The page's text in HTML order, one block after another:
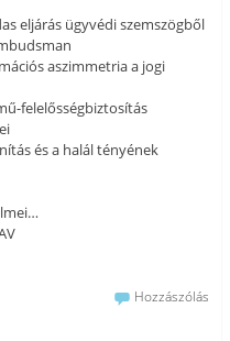
eljárás ügyvédi szemszögből
aszimmetria a jogi
felelősségbiztosítás
és a halál tényének
Hozzászólás